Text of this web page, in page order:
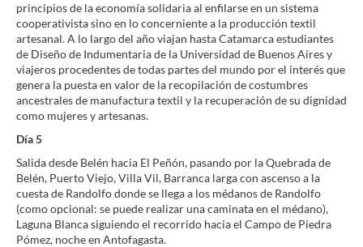
principios de la economía solidaria al enfilarse en un sistema
cooperativista sino en lo concerniente a la producción textil
artesanal. A lo largo del año viajan hasta Catamarca estudiantes
de Diseño de Indumentaria de la Universidad de Buenos Aires y
viajeros procedentes de todas partes del mundo por el interés que
genera la puesta en valor de la recopilación de costumbres
ancestrales de manufactura textil y la recuperación de su dignidad
como mujeres y artesanas.
Día 5
Salida desde Belén hacia El Peñón, pasando por la Quebrada de
Belén, Puerto Viejo, Villa Vil, Barranca larga con ascenso a la
cuesta de Randolfo donde se llega a los médanos de Randolfo
(como opcional: se puede realizar una caminata en el médano),
Laguna Blanca siguiendo el recorrido hacia el Campo de Piedra
Pómez, noche en Antofagasta.